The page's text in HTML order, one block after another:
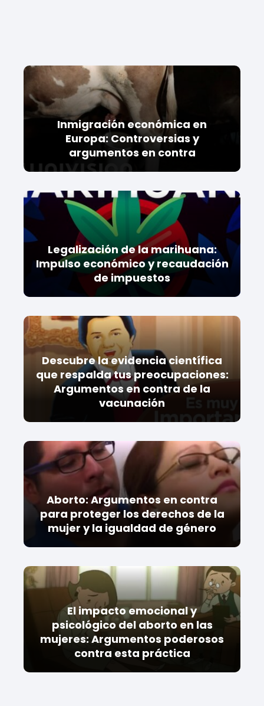
Inmigración económica en
Europa: Controversias y
argumentos en contra
Legalización de la marihuana:
Impulso económico y recaudación
de impuestos
Descubre la evidencia científica
que respalda tus preocupaciones:
Argumentos en contra de la
vacunación
Aborto: Argumentos en contra
para proteger los derechos de la
mujer y la igualdad de género
El impacto emocional y
psicológico del aborto en las
mujeres: Argumentos poderosos
contra esta práctica